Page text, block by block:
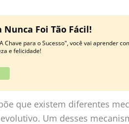
Foi Tão Fácil!
Chave para o Sucesso", você vai aprender
e felicidade!
que existem diferentes
Um desses